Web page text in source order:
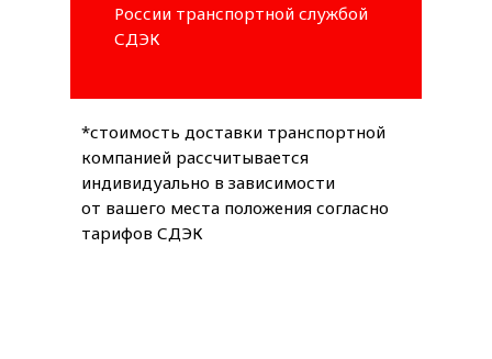
России транспортной службой
СДЭК
*стоимость доставки транспортной
компанией рассчитывается
индивидуально в зависимости
от вашего места положения согласно
тарифов СДЭК